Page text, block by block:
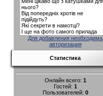
Для добавления необходима
авторизация
Статистика
Онлайн всего: 1
Гостей: 1
Пользователей: 0